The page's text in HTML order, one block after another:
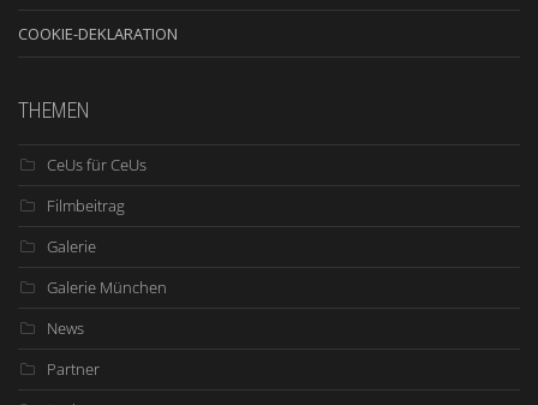
COOKIE-DEKLARATION
THEMEN
CeUs für CeUs
Filmbeitrag
Galerie
Galerie München
News
Partner